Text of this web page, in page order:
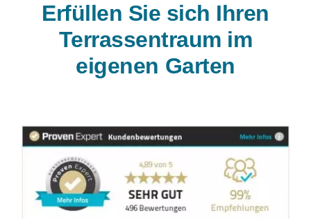
Erfüllen Sie sich Ihren
Terrassentraum im
eigenen Garten